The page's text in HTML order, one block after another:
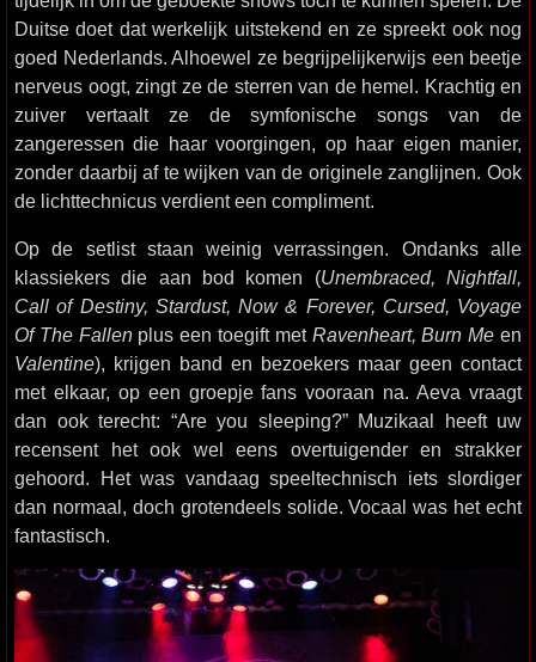
Duitse doet dat werkelijk uitstekend en ze spreekt ook nog
goed Nederlands. Alhoewel ze begrijpelijkerwijs een beetje
nerveus oogt, zingt ze de sterren van de hemel. Krachtig en
zuiver vertaalt ze de symfonische songs van de
zangeressen die haar voorgingen, op haar eigen manier,
zonder daarbij af te wijken van de originele zanglijnen. Ook
de lichttechnicus verdient een compliment.
Op de setlist staan weinig verrassingen. Ondanks alle
klassiekers die aan bod komen (Unembraced, Nightfall,
Call of Destiny, Stardust, Now & Forever, Cursed, Voyage
Of The Fallenplus een toegift met Ravenheart, Burn Me en
Valentine), krijgen band en bezoekers maar geen contact
met elkaar, op een groepje fans vooraan na. Aeva vraagt
dan ook terecht: “Are you sleeping?” Muzikaal heeft uw
recensent het ook wel eens overtuigender en strakker
gehoord. Het was vandaag speeltechnisch iets slordiger
dan normaal, doch grotendeels solide. Vocaal was het echt
fantastisch.